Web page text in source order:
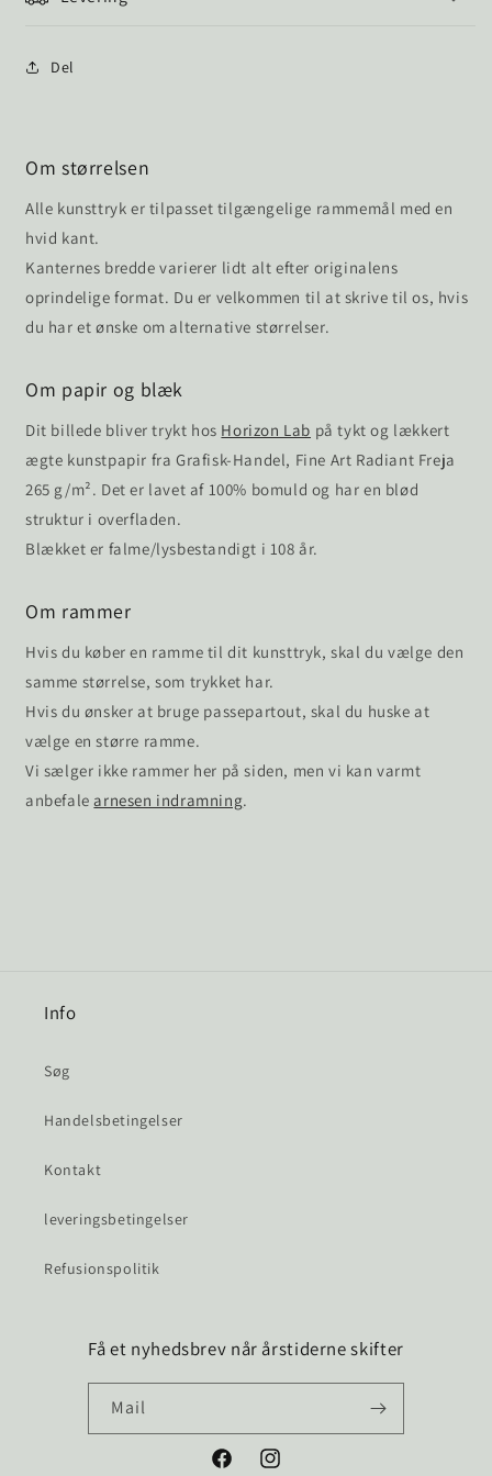
Del
Om størrelsen
Alle kunsttryk er tilpasset tilgængelige rammemål med en
hvid kant.
Kanternes bredde varierer lidt alt efter originalens
oprindelige format. Du er velkommen til at skrive til os, hvis
du har et ønske om alternative størrelser.
Om papir og blæk
Dit billede bliver trykt hos Horizon Lab på tykt og lækkert
ægte kunstpapir fra Grafisk-Handel, Fine Art Radiant Freja
265 g/m². Det er lavet af 100% bomuld og har en blød
struktur i overfladen.
Blækket er falme/lysbestandigt i 108 år.
Om rammer
Hvis du køber en ramme til dit kunsttryk, skal du vælge den
samme størrelse, som trykket har.
Hvis du ønsker at bruge passepartout, skal du huske at
vælge en større ramme.
Vi sælger ikke rammer her på siden, men vi kan varmt
anbefalearnesen indramning.
Info
Søg
Handelsbetingelser
Kontakt
leveringsbetingelser
Refusionspolitik
Få et nyhedsbrev når årstiderne skifter
Mail
FacebookInstagram